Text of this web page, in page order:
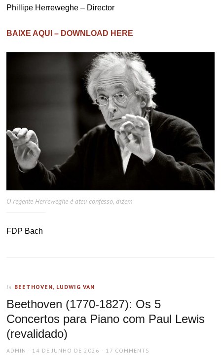
Phillipe Herreweghe – Director
BAIXE AQUI – DOWNLOAD HERE
O regente Herreweghe é ateu confesso, dizem
FDP Bach
In BEETHOVEN, LUDWIG VAN
Beethoven (1770-1827): Os 5
Concertos para Piano com Paul Lewis
(revalidado)
AUTHOR
ADMIN
POSTED
14 DE JUNHO DE 2026 17 COMMENTS